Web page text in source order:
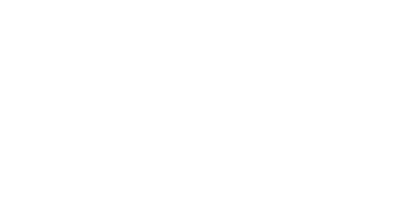
BMZ, ХАРП, CX, РОЛТОМ, APZ, FBJ, KYK,